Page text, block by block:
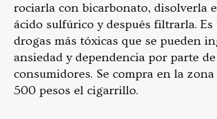
rociarla con bicarbonato, disolverla
ácido sulfúrico y después filtrarla. Es
drogas más tóxicas que se pueden
ansiedad y dependencia por parte de
consumidores. Se compra en la zona
500 pesos el cigarrillo.